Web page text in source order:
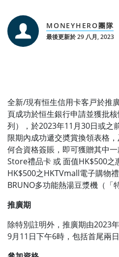
MONEYHERO團隊
最後更新於 29 八月, 2023
全新/現有恒生信用卡客戸於推
頁成功於恒生銀行申請並獲批
列），於2023年11月30日或之
限期內成功遞交奬賞換領表格
何合資格簽賬，即可獲贈其中
Store禮品卡 或 面值HK$500之
HK$500之HKTVmall電子購物
BRUNO多功能熱湯豆漿機（「
推廣期
除特別註明外，推廣期由2023
9月11日下午6時，包括首尾兩